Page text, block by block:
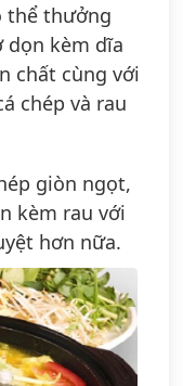
thể thưởng
dọn kèm dĩa
chất cùng với
chép và rau
giòn ngọt,
kèm rau với
hơn nữa.